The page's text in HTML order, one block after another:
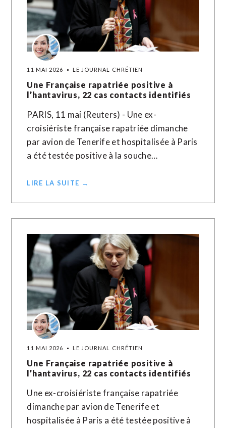
11 MAI 2026 LE JOURNAL CHRÉTIEN
Une Française rapatriée positive à
l’hantavirus, 22 cas contacts identifiés
PARIS, 11 mai (Reuters) - Une ex-
croisiériste française rapatriée dimanche
par avion de Tenerife et hospitalisée à Paris
a été testée positive à la souche…
LIRE LA SUITE →
11 MAI 2026 LE JOURNAL CHRÉTIEN
Une Française rapatriée positive à
l’hantavirus, 22 cas contacts identifiés
Une ex-croisiériste française rapatriée
dimanche par avion de Tenerife et
hospitalisée à Paris a été testée positive à